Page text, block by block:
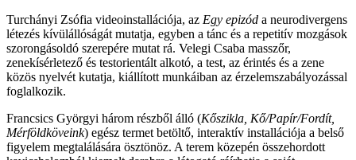
Turchányi Zsófia videoinstallációja, az Egy epizód a neurodivergens
létezés kívülállóságát mutatja, egyben a tánc és a repetitív mozgások
szorongásoldó szerepére mutat rá. Velegi Csaba masszőr,
zenekísérletező és testorientált alkotó, a test, az érintés és a zene
közös nyelvét kutatja, kiállított munkáiban az érzelemszabályozással
foglalkozik.
Francsics Györgyi három részből álló (Kőszikla, Kő/Papír/Fordít,
Mérföldköveink) egész termet betöltő, interaktív installációja a belső
figyelem megtalálására ösztönöz. A terem közepén összehordott